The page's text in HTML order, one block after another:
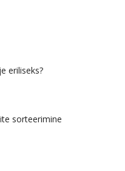
eriliseks?
sorteerimine